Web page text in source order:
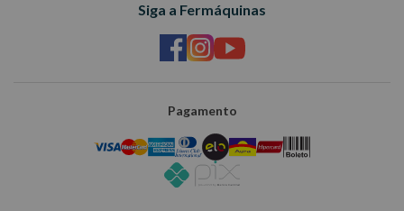
Siga a Fermáquinas
Pagamento